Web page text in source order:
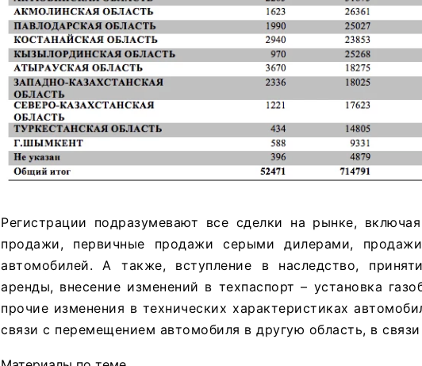
Регистрации подразумевают все сделки на рынке,
продажи, первичные продажи серыми дилерами,
автомобилей. А также, вступление в наследство,
аренды, внесение изменений в техпаспорт – установка
прочие изменения в технических характеристиках
связи с перемещением автомобиля в другую область, в связи